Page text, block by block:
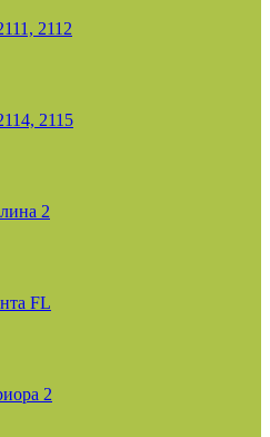
2112
2115
2
FL
2